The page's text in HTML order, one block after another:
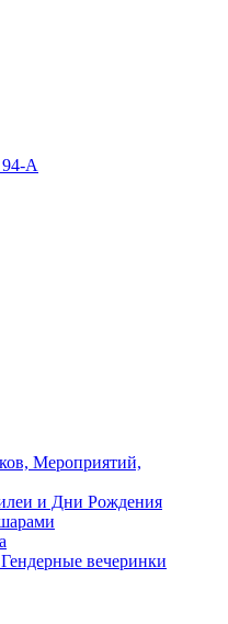
94-А
Мероприятий,
и Дни Рождения
вечеринки